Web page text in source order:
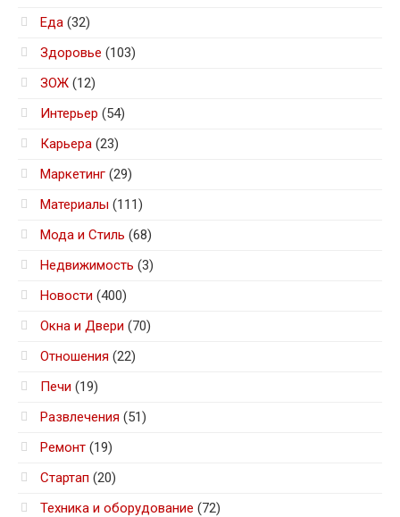
Еда (32)
Здоровье (103)
ЗОЖ (12)
Интерьер (54)
Карьера (23)
Маркетинг (29)
Материалы (111)
Мода и Стиль (68)
Недвижимость (3)
Новости (400)
Окна и Двери (70)
Отношения (22)
Печи (19)
Развлечения (51)
Ремонт (19)
Стартап (20)
Техника и оборудование (72)